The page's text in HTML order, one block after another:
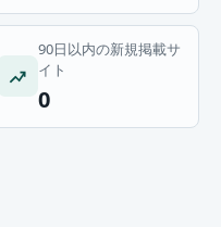
90日以内の新規掲載サ
イト
0